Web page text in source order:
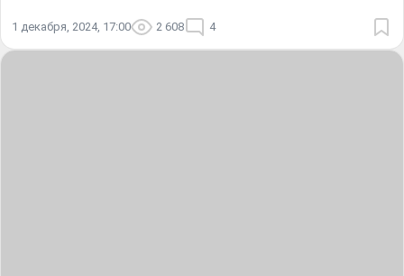
1 декабря, 2024, 17:00 2 608 4